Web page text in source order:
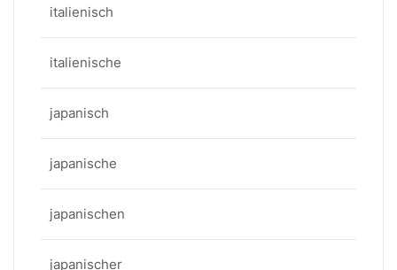
italienisch
italienische
japanisch
japanische
japanischen
japanischer